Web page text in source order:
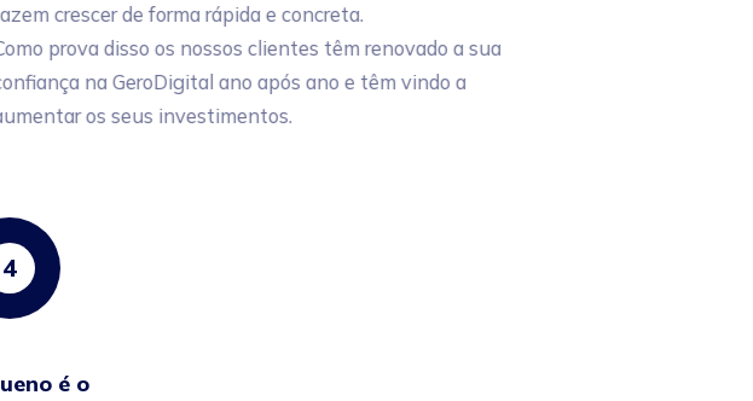
crescer de forma rápida e concreta.
prova disso os nossos clientes têm renovado a sua
na GeroDigital ano após ano e têm vindo a
os seus investimentos.
4
é o